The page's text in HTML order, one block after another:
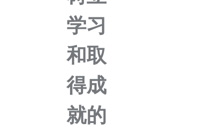
学习
和取
得成
就的